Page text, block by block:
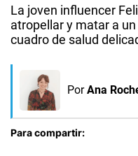
La joven influencer
atropellar y matar a
cuadro de salud
Por Ana
Para compartir: